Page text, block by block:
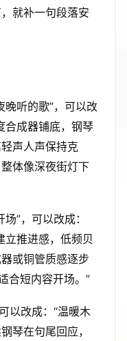
就补一句段落安
晚听的歌”，可以改
合成器铺底，钢琴
声人声保持克
体像深夜街灯下
”，可以改成：
立推进感，低频贝
或铜管质感逐步
合短内容开场。”
以改成：“温暖木
琴在句尾回应，